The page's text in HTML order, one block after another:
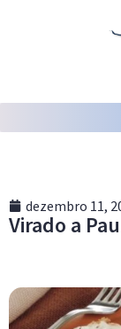
dezembro 11,
Virado a